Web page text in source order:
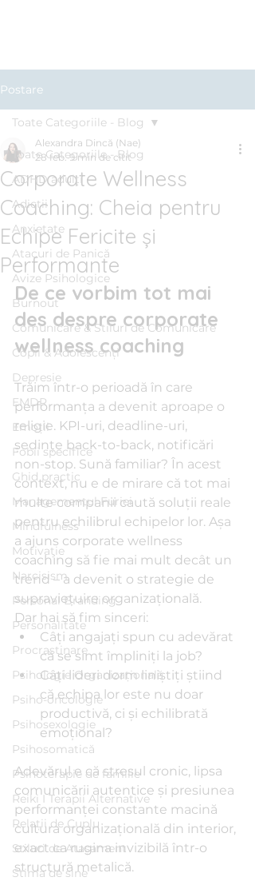
Postare
Toate Categoriile - Blog
ADHD adulți
Adicții
Anxietate
Atacuri de Panică
Avize Psihologice
Burnout
Comunicare & Stiluri de Comunicare
Copii & Adolescenți
Depresie
EMDR
Emoții
Fobii specifice
Ghid practic
Managementul Furiei
Mindfulness
Motivație
Narcisism
Personal Branding
Personalitate
Procrastinare
Psihologie Organizațională
Psiho-oncologie
Psihosexologie
Psihosomatică
Psihoterapie de familie
Reiki I Terapii Alternative
Relații de Cuplu
Stiluri de Atașament
Stima de sine
Toate Categoriile - Blog
Corporate Wellness
Coaching: Cheia pentru
Echipe Fericite și
Performante
Alexandra Dincă (Nae)
28 feb. 9 min de citit
De ce vorbim tot mai
des despre corporate
wellness coaching
Trăim într-o perioadă în care
performanța a devenit aproape o
religie. KPI-uri, deadline-uri,
ședințe back-to-back, notificări
non-stop. Sună familiar? În acest
context, nu e de mirare că tot mai
multe companii caută soluții reale
pentru echilibrul echipelor lor. Așa
a ajuns corporate wellness
coaching să fie mai mult decât un
trend – a devenit o strategie de
supraviețuire organizațională.
Dar hai să fim sinceri:
Câți angajați spun cu adevărat
că se simt împliniți la job?
Câți lideri dorm liniștiți știind
că echipa lor este nu doar
productivă, ci și echilibrată
emoțional?
Adevărul e că stresul cronic, lipsa
comunicării autentice și presiunea
performanței constante macină
cultura organizațională din interior,
exact ca rugina invizibilă într-o
structură metalică.